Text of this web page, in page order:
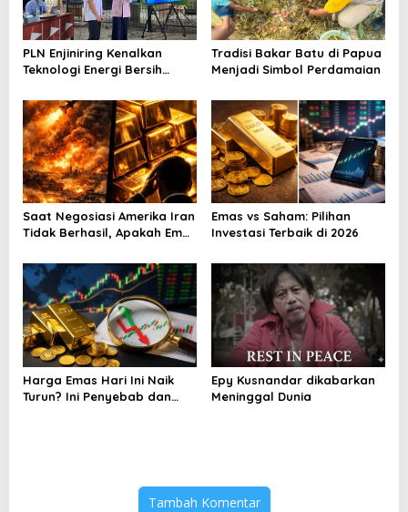
PLN Enjiniring Kenalkan
Teknologi Energi Bersih
Tradisi Bakar Batu di Papua
Menjadi Simbol Perdamaian
Saat Negosiasi Amerika Iran
Tidak Berhasil, Apakah Emas
Emas vs Saham: Pilihan
Investasi Terbaik di 2026
Harga Emas Hari Ini Naik
Turun? Ini Penyebab dan
Epy Kusnandar dikabarkan
Meninggal Dunia
Tambah Komentar